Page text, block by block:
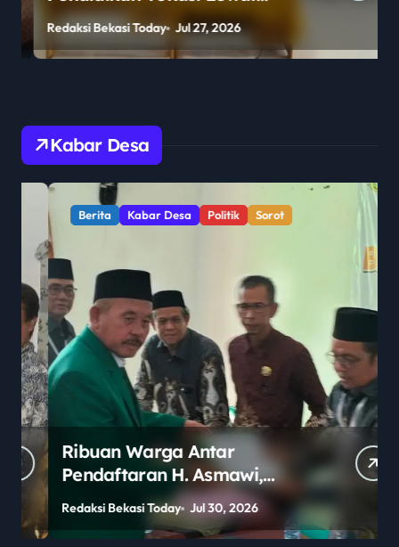
Program Guru Tamu di SMKN
2 Penajam Paser Utara
Redaksi Bekasi Today Jul 27, 2026
Kabar Desa
Berita Kabar Desa Politik Sorot
Ribuan Warga Antar
Pendaftaran H. Asmawi,
Dukungan Menggema:
“Lanjutkan!”
Redaksi Bekasi Today Jul 30, 2026